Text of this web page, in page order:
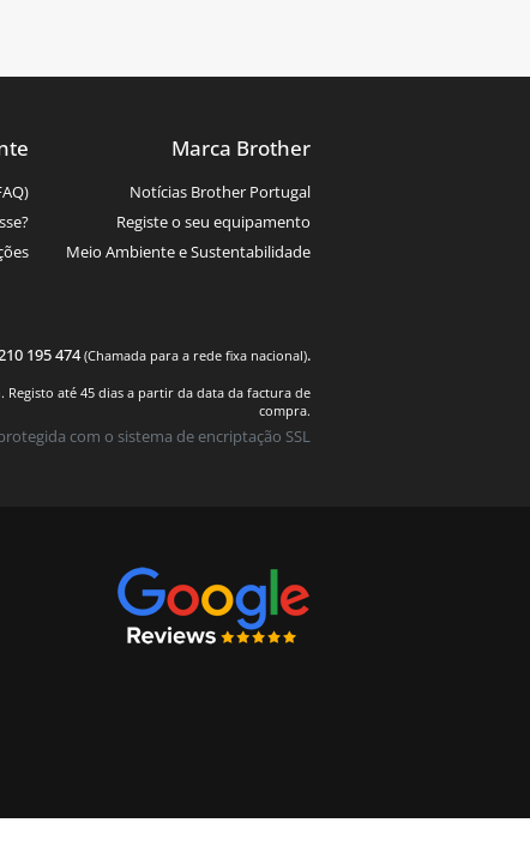
Marca Brother
Notícias Brother Portugal
Registe o seu equipamento
Meio Ambiente e Sustentabilidade
195 474(Chamada para a rede fixa nacional).
até 45 dias a partir da data da factura de
compra.
com o sistema de encriptação SSL